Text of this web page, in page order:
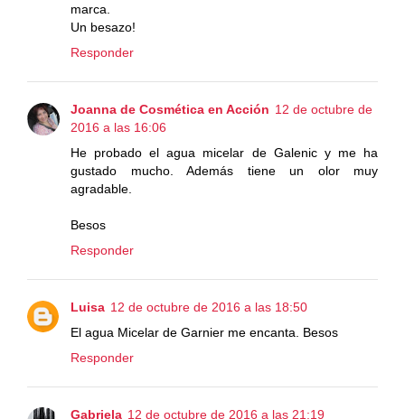
marca.
Un besazo!
Responder
Joanna de Cosmética en Acción 12 de octubre de
2016 a las 16:06
He probado el agua micelar de Galenic y me ha
gustado mucho. Además tiene un olor muy
agradable.
Besos
Responder
Luisa 12 de octubre de 2016 a las 18:50
El agua Micelar de Garnier me encanta. Besos
Responder
Gabriela 12 de octubre de 2016 a las 21:19